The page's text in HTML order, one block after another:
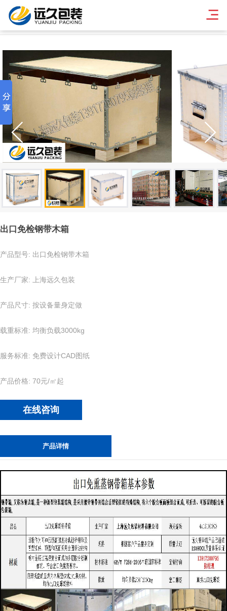
出口免检木箱
出口免检钢带木箱
产品型号: 出口免检钢带木箱
生产厂家: 上海远久包装
产品尺寸: 按设备量身定做
载重标准: 均衡负载3000kg
服务标准: 免费设计CAD图纸
产品价格: 70元/㎡起
在线咨询
产品详情